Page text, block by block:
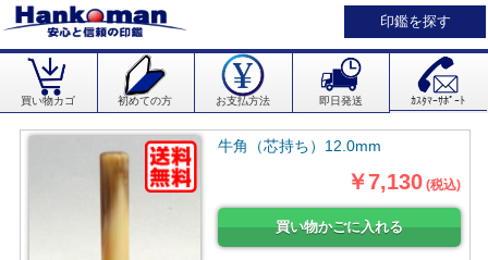
印鑑を探す
買い物カゴ 初めての方 お支払方法 即日発送 ｶｽﾀﾏｰｻﾎﾟｰﾄ
牛角（芯持ち）12.0mm
￥7,130 (税込)